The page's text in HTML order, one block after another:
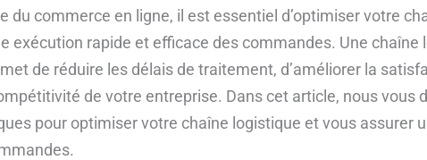
du commerce en ligne, il est essentiel d’optimiser votre
exécution rapide et efficace des commandes. Une chaîne
de réduire les délais de traitement, d’améliorer la
de votre entreprise. Dans cet article, nous vous
pour optimiser votre chaîne logistique et vous assurer